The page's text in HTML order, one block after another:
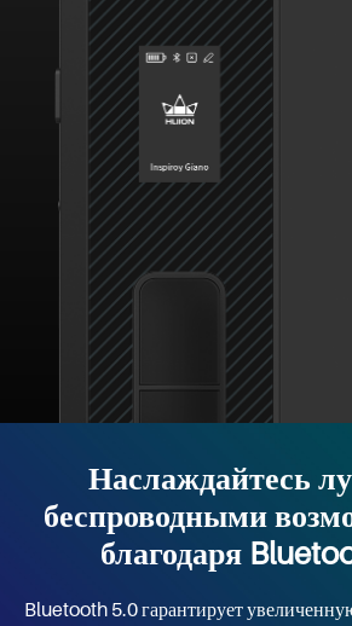
Наслаждайтесь
беспроводными
благодаря
Bluetooth 5.0 гарантирует